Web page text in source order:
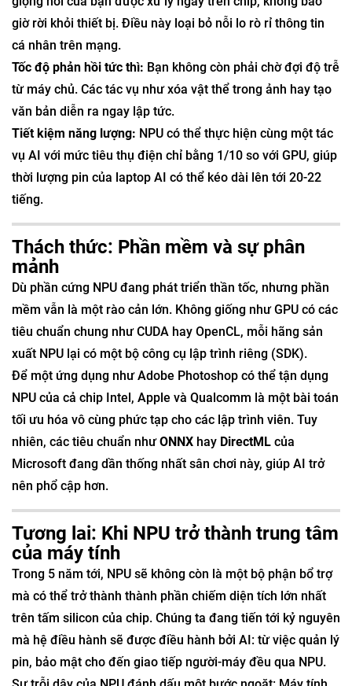
giờ rời khỏi thiết bị. Điều này loại bỏ nỗi lo rò rỉ thông tin
cá nhân trên mạng.
Tốc độ phản hồi tức thì: Bạn không còn phải chờ đợi độ trễ
từ máy chủ. Các tác vụ như xóa vật thể trong ảnh hay tạo
văn bản diễn ra ngay lập tức.
Tiết kiệm năng lượng: NPU có thể thực hiện cùng một tác
vụ AI với mức tiêu thụ điện chỉ bằng 1/10 so với GPU, giúp
thời lượng pin của laptop AI có thể kéo dài lên tới 20-22
tiếng.
Thách thức: Phần mềm và sự phân
mảnh
Dù phần cứng NPU đang phát triển thần tốc, nhưng phần
mềm vẫn là một rào cản lớn. Không giống như GPU có các
tiêu chuẩn chung như CUDA hay OpenCL, mỗi hãng sản
xuất NPU lại có một bộ công cụ lập trình riêng (SDK).
Để một ứng dụng như Adobe Photoshop có thể tận dụng
NPU của cả chip Intel, Apple và Qualcomm là một bài toán
tối ưu hóa vô cùng phức tạp cho các lập trình viên. Tuy
nhiên, các tiêu chuẩn nhưONNX hay DirectML của
Microsoft đang dần thống nhất sân chơi này, giúp AI trở
nên phổ cập hơn.
Tương lai: Khi NPU trở thành trung tâm
của máy tính
Trong 5 năm tới, NPU sẽ không còn là một bộ phận bổ trợ
mà có thể trở thành thành phần chiếm diện tích lớn nhất
trên tấm silicon của chip. Chúng ta đang tiến tới kỷ nguyên
mà hệ điều hành sẽ được điều hành bởi AI: từ việc quản lý
pin, bảo mật cho đến giao tiếp người-máy đều qua NPU.